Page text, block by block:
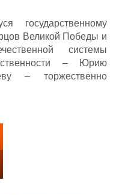
государственному
Великой Победы и
системы
– Юрию
– торжественно